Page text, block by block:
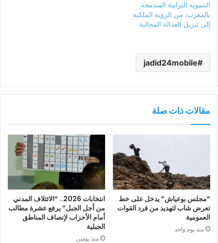
التنموية الترابية المندمجة
بالمغرب: من الرؤية الملكية
إلى تنزيل العدالة المجالية
jadid24mobile
مقالات ذات صلة
“مجلس بوعياش” يدخل على خط
تعرض شاب لتهديد من فرد القوات
العمومية
منذ يوم واحد
انتخابات 2026.. “الائتلاف المدني
من أجل الجبل” يرفع عشرة مطالب
أمام الأحزاب لإنصاف المناطق
الجبلية
منذ يومين